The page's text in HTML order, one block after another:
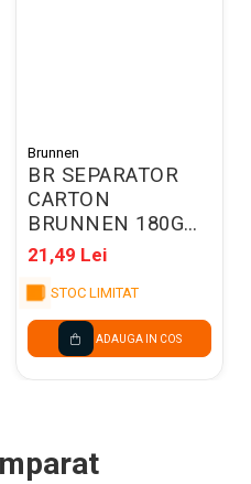
Brunnen
BR SEPARATOR
CARTON
BRUNNEN 180G
100/SET VERDE
6604050
21,49 Lei
STOC LIMITAT
ADAUGA IN COS